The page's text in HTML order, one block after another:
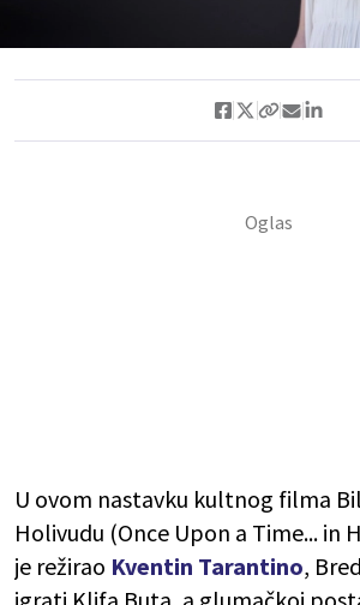
U ovom nastavku kultnog filma
Holivudu (Once Upon a Time... in
je režirao Kventin Tarantino,